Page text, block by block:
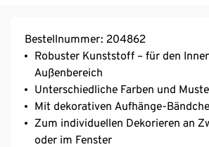
Bestellnummer: 204862
Robuster Kunststoff – für den
Außenbereich
Unterschiedliche Farben und
Mit dekorativen Aufhänge-
Zum individuellen Dekorieren an
oder im Fenster